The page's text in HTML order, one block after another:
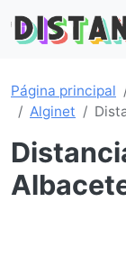
Página principal
Alginet